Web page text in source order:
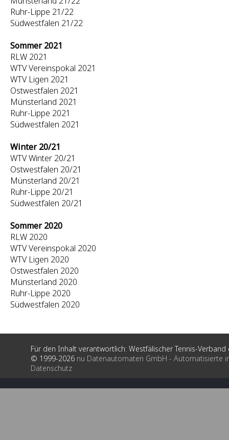
Ruhr-Lippe 21/22
Südwestfalen 21/22
Sommer 2021
RLW 2021
WTV Vereinspokal 2021
WTV Ligen 2021
Ostwestfalen 2021
Münsterland 2021
Ruhr-Lippe 2021
Südwestfalen 2021
Winter 20/21
WTV Winter 20/21
Ostwestfalen 20/21
Münsterland 20/21
Ruhr-Lippe 20/21
Südwestfalen 20/21
Sommer 2020
RLW 2020
WTV Vereinspokal 2020
WTV Ligen 2020
Ostwestfalen 2020
Münsterland 2020
Ruhr-Lippe 2020
Südwestfalen 2020
Für den Inhalt verantwortlich: Westfälischer Tennis-Verband
© 1999-2026 nu Datenautomaten GmbH - Automatisierte
Datenschutz